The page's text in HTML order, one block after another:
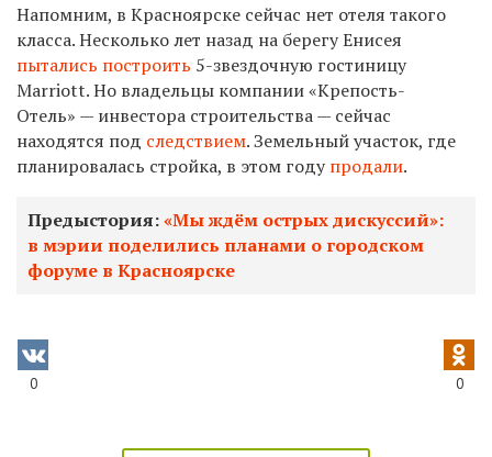
Напомним, в Красноярске сейчас нет отеля такого
класса. Несколько лет назад на берегу Енисея
пытались построить 5-звездочную гостиницу
Marriott. Но владельцы компании «Крепость-
Отель» — инвестора строительства — сейчас
находятся под следствием. Земельный участок, где
планировалась стройка, в этом годупродали.
Предыстория:«Мы ждём острых дискуссий»:
в мэрии поделились планами о городском
форуме в Красноярске
0 0